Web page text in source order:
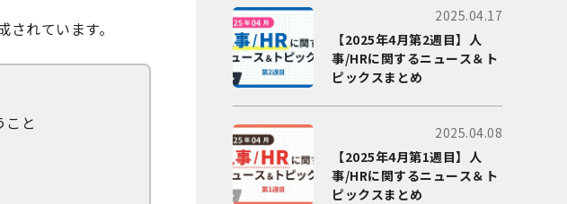
れています。
と
2025.04.17
【2025年4月第2週目】人
事/HRに関するニュース＆ト
ピックスまとめ
2025.04.08
【2025年4月第1週目】人
事/HRに関するニュース＆ト
ピックスまとめ